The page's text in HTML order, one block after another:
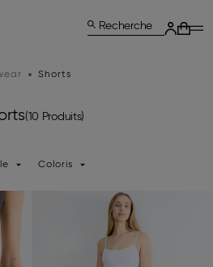
Recherche
Shorts
(10 Produits)
Coloris